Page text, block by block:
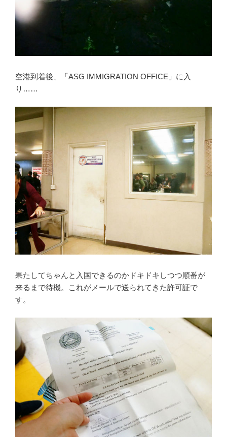
空港到着後、「ASG IMMIGRATION OFFICE」に入
り……
果たしてちゃんと入国できるのかドキドキしつつ順番が
来るまで待機。これがメールで送られてきた許可証で
す。